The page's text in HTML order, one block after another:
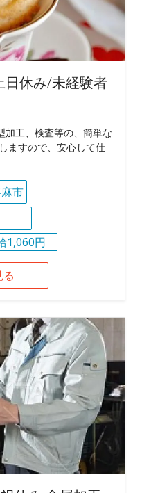
日休み/未経験者
加工、検査等の、簡単な
ますので、安心して仕
市
1,060円